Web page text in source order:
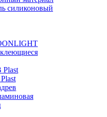
силиконовый
Plast